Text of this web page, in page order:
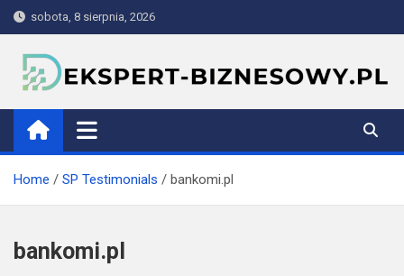
Skip
to
content
sobota, 8 sierpnia, 2026
ekspert-biznesowy.pl
Home SP Testimonials bankomi.pl
bankomi.pl